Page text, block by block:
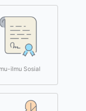
ilmu Sosial